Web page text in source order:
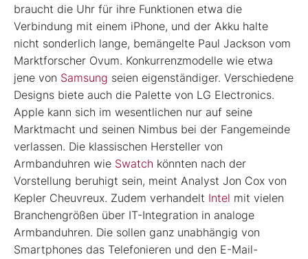
braucht die Uhr für ihre Funktionen etwa die
Verbindung mit einem iPhone, und der Akku halte
nicht sonderlich lange, bemängelte Paul Jackson vom
Marktforscher Ovum. Konkurrenzmodelle wie etwa
jene von Samsung seien eigenständiger. Verschiedene
Designs biete auch die Palette von LG Electronics.
Apple kann sich im wesentlichen nur auf seine
Marktmacht und seinen Nimbus bei der Fangemeinde
verlassen. Die klassischen Hersteller von
Armbanduhren wie Swatch könnten nach der
Vorstellung beruhigt sein, meint Analyst Jon Cox von
Kepler Cheuvreux. Zudem verhandelt Intel mit vielen
Branchengrößen über IT-Integration in analoge
Armbanduhren. Die sollen ganz unabhängig von
Smartphones das Telefonieren und den E-Mail-